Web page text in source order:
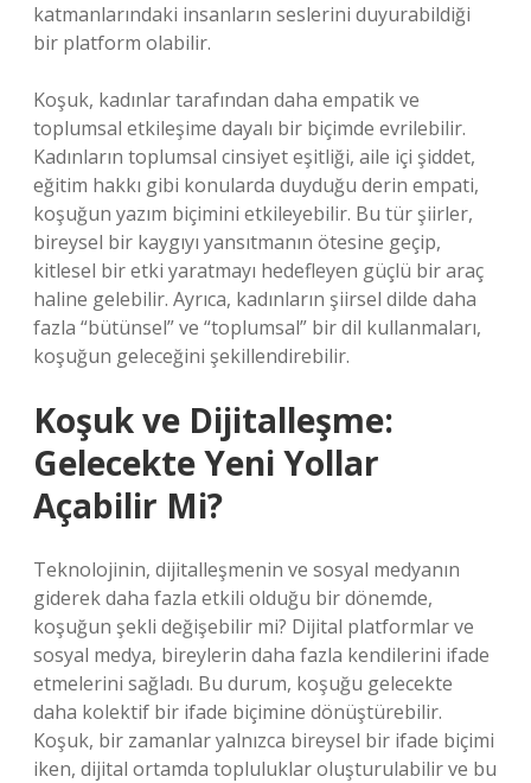
katmanlarındaki insanların seslerini duyurabildiği
bir platform olabilir.
Koşuk, kadınlar tarafından daha empatik ve
toplumsal etkileşime dayalı bir biçimde evrilebilir.
Kadınların toplumsal cinsiyet eşitliği, aile içi şiddet,
eğitim hakkı gibi konularda duyduğu derin empati,
koşuğun yazım biçimini etkileyebilir. Bu tür şiirler,
bireysel bir kaygıyı yansıtmanın ötesine geçip,
kitlesel bir etki yaratmayı hedefleyen güçlü bir araç
haline gelebilir. Ayrıca, kadınların şiirsel dilde daha
fazla “bütünsel” ve “toplumsal” bir dil kullanmaları,
koşuğun geleceğini şekillendirebilir.
Koşuk ve Dijitalleşme:
Gelecekte Yeni Yollar
Açabilir Mi?
Teknolojinin, dijitalleşmenin ve sosyal medyanın
giderek daha fazla etkili olduğu bir dönemde,
koşuğun şekli değişebilir mi? Dijital platformlar ve
sosyal medya, bireylerin daha fazla kendilerini ifade
etmelerini sağladı. Bu durum, koşuğu gelecekte
daha kolektif bir ifade biçimine dönüştürebilir.
Koşuk, bir zamanlar yalnızca bireysel bir ifade biçimi
iken, dijital ortamda topluluklar oluşturulabilir ve bu